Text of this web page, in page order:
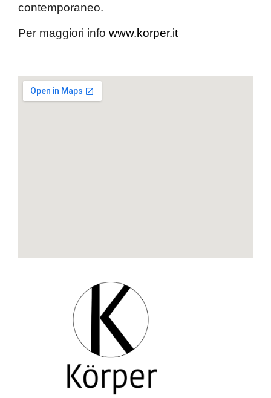
contemporaneo.
Per maggiori info www.korper.it